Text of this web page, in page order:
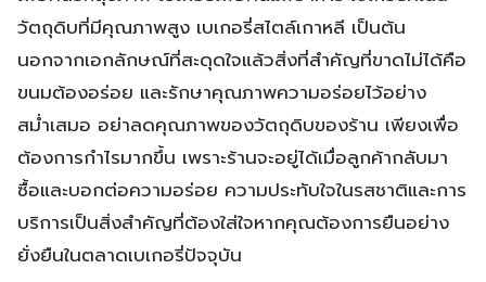
วัตถุดิบที่มีคุณภาพสูง เบเกอรี่สไตล์เกาหลี เป็นต้น
นอกจากเอกลักษณ์ที่สะดุดใจแล้วสิ่งที่สำคัญที่ขาดไม่ได้คือ
ขนมต้องอร่อย และรักษาคุณภาพความอร่อยไว้อย่าง
สม่ำเสมอ อย่าลดคุณภาพของวัตถุดิบของร้าน เพียงเพื่อ
ต้องการกำไรมากขึ้น เพราะร้านจะอยู่ได้เมื่อลูกค้ากลับมา
ซื้อและบอกต่อความอร่อย ความประทับใจในรสชาติและการ
บริการเป็นสิ่งสำคัญที่ต้องใส่ใจหากคุณต้องการยืนอย่าง
ยั่งยืนในตลาดเบเกอรี่ปัจจุบัน